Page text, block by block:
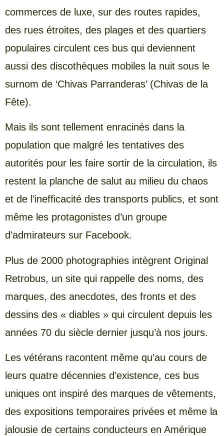
commerces de luxe, sur des routes rapides,
des rues étroites, des plages et des quartiers
populaires circulent ces bus qui deviennent
aussi des discothèques mobiles la nuit sous le
surnom de ‘Chivas Parranderas’ (Chivas de la
Fête).
Mais ils sont tellement enracinés dans la
population que malgré les tentatives des
autorités pour les faire sortir de la circulation, ils
restent la planche de salut au milieu du chaos
et de l’inefficacité des transports publics, et sont
même les protagonistes d’un groupe
d’admirateurs sur Facebook.
Plus de 2000 photographies intègrent Original
Retrobus, un site qui rappelle des noms, des
marques, des anecdotes, des fronts et des
dessins des « diables » qui circulent depuis les
années 70 du siècle dernier jusqu’à nos jours.
Les vétérans racontent même qu’au cours de
leurs quatre décennies d’existence, ces bus
uniques ont inspiré des marques de vêtements,
des expositions temporaires privées et même la
jalousie de certains conducteurs en Amérique